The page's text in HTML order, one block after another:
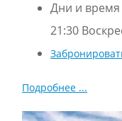
Дни и время
21:30
Подробнее ...